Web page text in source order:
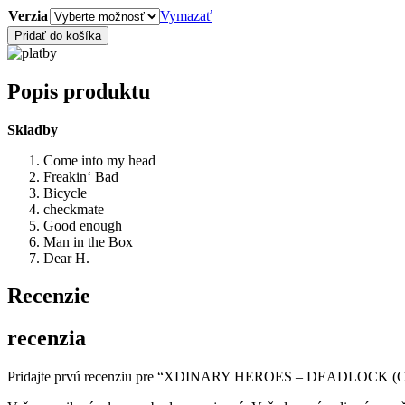
Verzia
Vymazať
množstvo
XDINARY
HEROES
–
DEADLOCK
Pridať do košíka
Popis produktu
Skladby
Come into my head
Freakin‘ Bad
Bicycle
checkmate
Good enough
Man in the Box
Dear H.
Recenzie
recenzia
Pridajte prvú recenziu pre “XDINARY HEROES – DEADLOCK